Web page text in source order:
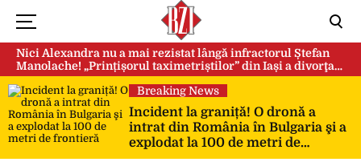
Nici Alexandra nu a mai rezistat lângă infractorul Ștefan
Manolache! „Prințișorul taximetriștilor” din Iași a divorţat
după doi ani de căsnicie
Breaking News
Incident la graniță! O dronă a
intrat din România în Bulgaria şi a
explodat la 100 de metri de
frontieră